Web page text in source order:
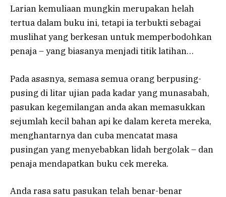
Larian kemuliaan mungkin merupakan helah
tertua dalam buku ini, tetapi ia terbukti sebagai
muslihat yang berkesan untuk memperbodohkan
penaja – yang biasanya menjadi titik latihan…
Pada asasnya, semasa semua orang berpusing-
pusing di litar ujian pada kadar yang munasabah,
pasukan kegemilangan anda akan memasukkan
sejumlah kecil bahan api ke dalam kereta mereka,
menghantarnya dan cuba mencatat masa
pusingan yang menyebabkan lidah bergolak – dan
penaja mendapatkan buku cek mereka.
Anda rasa satu pasukan telah benar-benar